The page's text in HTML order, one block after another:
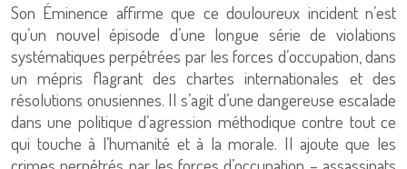
Son Éminence affirme que ce douloureux incident n’est
qu’un nouvel épisode d’une longue série de violations
systématiques perpétrées par les forces d’occupation, dans
un mépris flagrant des chartes internationales et des
résolutions onusiennes. Il s’agit d’une dangereuse escalade
dans une politique d’agression méthodique contre tout ce
qui touche à l’humanité et à la morale. Il ajoute que les